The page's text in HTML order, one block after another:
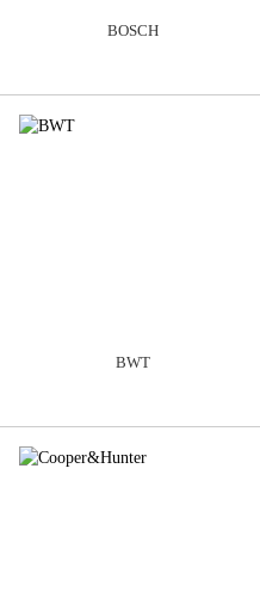
BOSCH
BWT